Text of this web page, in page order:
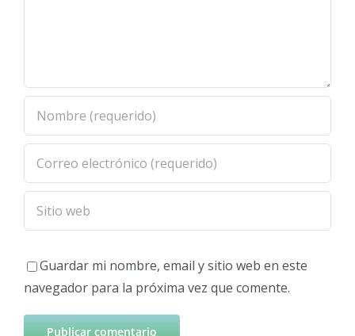
Guardar mi nombre, email y sitio web en este
navegador para la próxima vez que comente.